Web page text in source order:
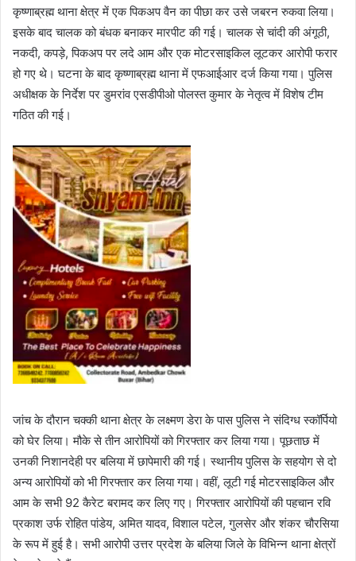
कृष्णाब्रह्म थाना क्षेत्र में एक पिकअप वैन का पीछा कर उसे जबरन रुकवा लिया।
इसके बाद चालक को बंधक बनाकर मारपीट की गई। चालक से चांदी की अंगूठी,
नकदी, कपड़े, पिकअप पर लदे आम और एक मोटरसाइकिल लूटकर आरोपी फरार
हो गए थे। घटना के बाद कृष्णाब्रह्म थाना में एफआईआर दर्ज किया गया। पुलिस
अधीक्षक के निर्देश पर डुमरांव एसडीपीओ पोलस्त कुमार के नेतृत्व में विशेष टीम
गठित की गई।
जांच के दौरान चक्की थाना क्षेत्र के लक्ष्मण डेरा के पास पुलिस ने संदिग्ध स्कॉर्पियो
को घेर लिया। मौके से तीन आरोपियों को गिरफ्तार कर लिया गया। पूछताछ में
उनकी निशानदेही पर बलिया में छापेमारी की गई। स्थानीय पुलिस के सहयोग से दो
अन्य आरोपियों को भी गिरफ्तार कर लिया गया। वहीं, लूटी गई मोटरसाइकिल और
आम के सभी 92 कैरेट बरामद कर लिए गए। गिरफ्तार आरोपियों की पहचान रवि
प्रकाश उर्फ रोहित पांडेय, अमित यादव, विशाल पटेल, गुलसेर और शंकर चौरसिया
के रूप में हुई है। सभी आरोपी उत्तर प्रदेश के बलिया जिले के विभिन्न थाना क्षेत्रों